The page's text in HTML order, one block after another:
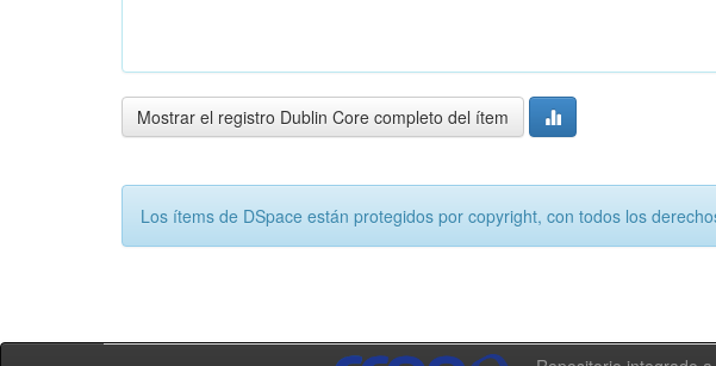
Mostrar el registro Dublin Core completo del ítem
Los ítems de DSpace están protegidos por copyright, con todos los